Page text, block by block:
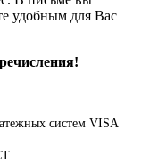
удобным для Вас
систем VISA